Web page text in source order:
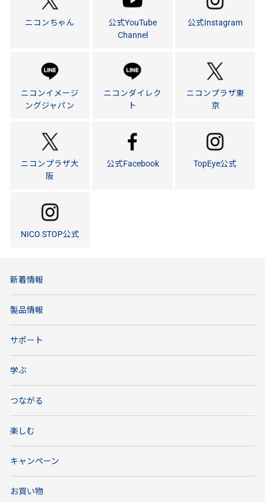
ニコンちゃん
公式YouTube
Channel
公式Instagram
ニコンイメージ
ングジャパン
ニコンダイレク
ト
ニコンプラザ東
京
ニコンプラザ大
阪
公式Facebook TopEye公式
NICO STOP公式
新着情報
製品情報
サポート
学ぶ
つながる
楽しむ
キャンペーン
お買い物